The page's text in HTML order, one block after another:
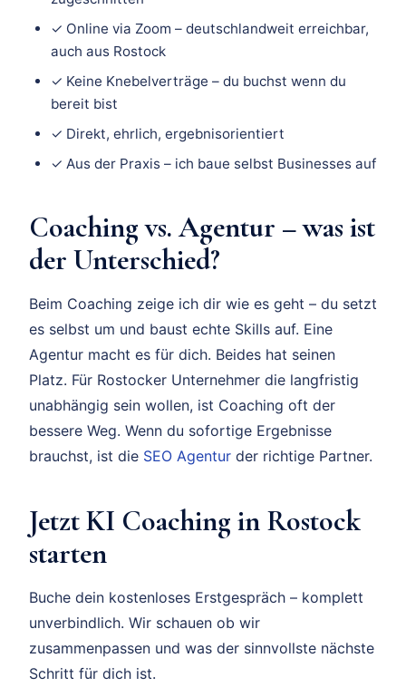
✓ Online via Zoom – deutschlandweit erreichbar,
auch aus Rostock
✓ Keine Knebelverträge – du buchst wenn du
bereit bist
✓ Direkt, ehrlich, ergebnisorientiert
✓ Aus der Praxis – ich baue selbst Businesses auf
Coaching vs. Agentur – was ist
der Unterschied?
Beim Coaching zeige ich dir wie es geht – du setzt
es selbst um und baust echte Skills auf. Eine
Agentur macht es für dich. Beides hat seinen
Platz. Für Rostocker Unternehmer die langfristig
unabhängig sein wollen, ist Coaching oft der
bessere Weg. Wenn du sofortige Ergebnisse
brauchst, ist die SEO Agentur der richtige Partner.
Jetzt KI Coaching in Rostock
starten
Buche dein kostenloses Erstgespräch – komplett
unverbindlich. Wir schauen ob wir
zusammenpassen und was der sinnvollste nächste
Schritt für dich ist.